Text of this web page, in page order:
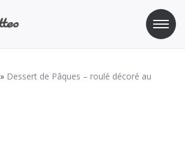
» Dessert de Pâques – roulé décoré au